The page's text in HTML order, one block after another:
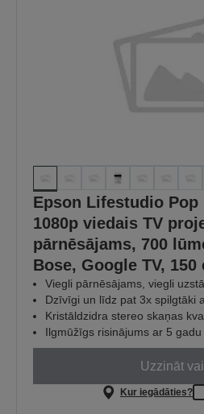
Epson Lifestudio Pop
1080p viedais TV
pārnēsājams, 700
Bose, Google TV,
Viegli pārnēsājams, viegli
Dzīvīgi un līdz pat 3x spilgtāki
Kristāldzidra stereo skaņas
Ilgmūžīgs risinājums ar 5
Uzzināt
Kur iegādāties?